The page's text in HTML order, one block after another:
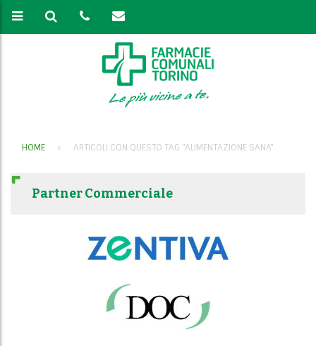
HOME ARTICOLI CON QUESTO TAG "ALIMENTAZIONE SANA"
Partner Commerciale